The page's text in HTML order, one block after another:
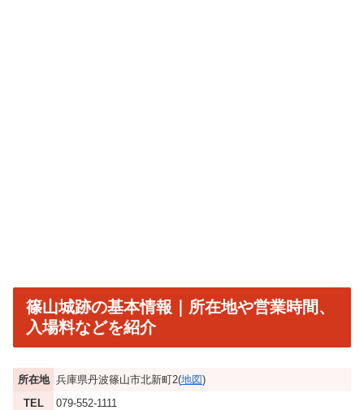
篠山城跡の基本情報｜所在地や営業時間、
入場料などを紹介
所在地 兵庫県丹波篠山市北新町2(地図)
TEL
079-552-1111